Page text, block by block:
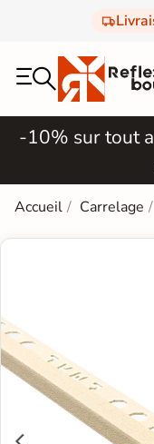
-10% sur tout
Accueil Carrelage